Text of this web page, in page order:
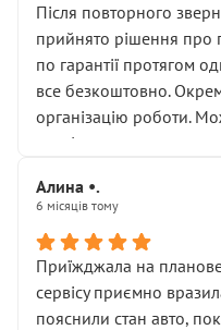
Після повторного
прийнято рішення про
по гарантії протягом
все безкоштовно.
організацію роботи.
сервіс.
Алина •.
6 місяців тому
Приїжджала на
сервісу приємно
пояснили стан авто,